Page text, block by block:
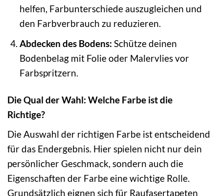
helfen, Farbunterschiede auszugleichen und
den Farbverbrauch zu reduzieren.
Abdecken des Bodens: Schütze deinen
Bodenbelag mit Folie oder Malervlies vor
Farbspritzern.
Die Qual der Wahl: Welche Farbe ist die
Richtige?
Die Auswahl der richtigen Farbe ist entscheidend
für das Endergebnis. Hier spielen nicht nur dein
persönlicher Geschmack, sondern auch die
Eigenschaften der Farbe eine wichtige Rolle.
Grundsätzlich eignen sich für Raufasertapeten